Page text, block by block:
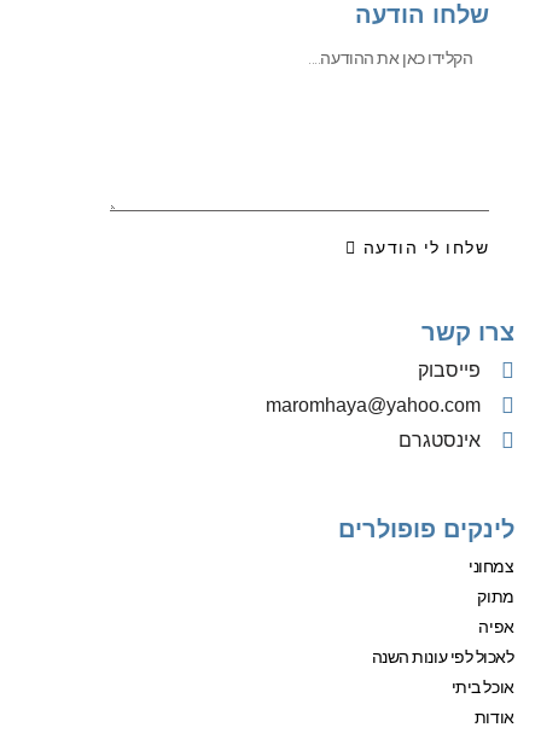
שלחו הודעה
שלחו לי הודעה
צרו קשר
פייסבוק
‫maromhaya@yahoo.com
אינסטגרם
לינקים פופולרים
צמחוני
מתוק
אפיה
לאכול לפי עונות השנה
אוכל ביתי
אודות